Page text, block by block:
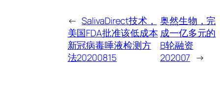
← SalivaDirect技术，
美国FDA批准该低成本
新冠病毒唾液检测方
法20200815
奥然生物，完
成一亿多元的
B轮融资
202007 →